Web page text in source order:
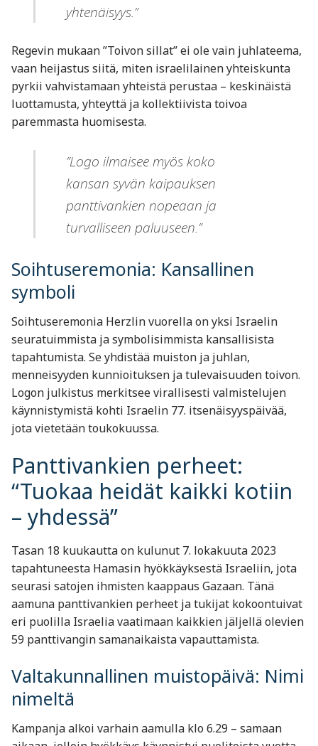
yhtenäisyys.”
Regevin mukaan ”Toivon sillat” ei ole vain juhlateema,
vaan heijastus siitä, miten israelilainen yhteiskunta
pyrkii vahvistamaan yhteistä perustaa – keskinäistä
luottamusta, yhteyttä ja kollektiivista toivoa
paremmasta huomisesta.
”Logo ilmaisee myös koko
kansan syvän kaipauksen
panttivankien nopeaan ja
turvalliseen paluuseen.”
Soihtuseremonia: Kansallinen
symboli
Soihtuseremonia Herzlin vuorella on yksi Israelin
seuratuimmista ja symbolisimmista kansallisista
tapahtumista. Se yhdistää muiston ja juhlan,
menneisyyden kunnioituksen ja tulevaisuuden toivon.
Logon julkistus merkitsee virallisesti valmistelujen
käynnistymistä kohti Israelin 77. itsenäisyyspäivää,
jota vietetään toukokuussa.
Panttivankien perheet:
“Tuokaa heidät kaikki kotiin
– yhdessä”
Tasan 18 kuukautta on kulunut 7. lokakuuta 2023
tapahtuneesta Hamasin hyökkäyksestä Israeliin, jota
seurasi satojen ihmisten kaappaus Gazaan. Tänä
aamuna panttivankien perheet ja tukijat kokoontuivat
eri puolilla Israelia vaatimaan kaikkien jäljellä olevien
59 panttivangin samanaikaista vapauttamista.
Valtakunnallinen muistopäivä: Nimi
nimeltä
Kampanja alkoi varhain aamulla klo 6.29 – samaan